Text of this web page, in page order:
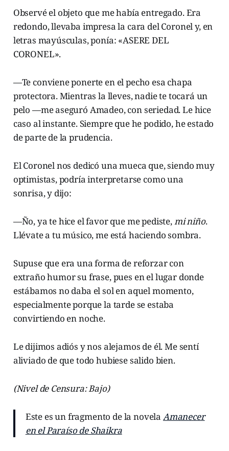
Observé el objeto que me había entregado. Era
redondo, llevaba impresa la cara del Coronel y, en
letras mayúsculas, ponía: «ASERE DEL
CORONEL».
—Te conviene ponerte en el pecho esa chapa
protectora. Mientras la lleves, nadie te tocará un
pelo —me aseguró Amadeo, con seriedad. Le hice
caso al instante. Siempre que he podido, he estado
de parte de la prudencia.
El Coronel nos dedicó una mueca que, siendo muy
optimistas, podría interpretarse como una
sonrisa, y dijo:
—Ño, ya te hice el favor que me pediste,mi niño.
Llévate a tu músico, me está haciendo sombra.
Supuse que era una forma de reforzar con
extraño humor su frase, pues en el lugar donde
estábamos no daba el sol en aquel momento,
especialmente porque la tarde se estaba
convirtiendo en noche.
Le dijimos adiós y nos alejamos de él. Me sentí
aliviado de que todo hubiese salido bien.
(Nivel de Censura: Bajo)
Este es un fragmento de la novela Amanecer
en el Paraíso de Shaikra